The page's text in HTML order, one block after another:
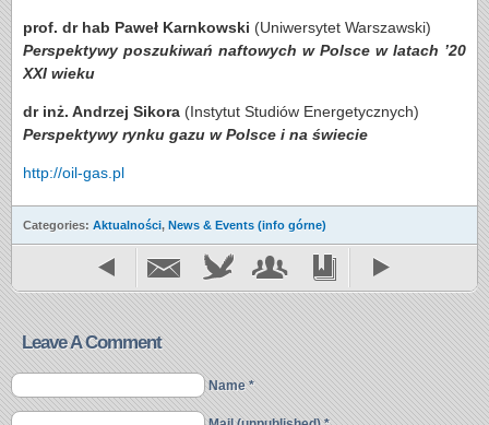
prof. dr hab Paweł Karnkowski (Uniwersytet Warszawski)
Perspektywy poszukiwań naftowych w Polsce w latach ’20
XXI wieku
dr inż. Andrzej Sikora (Instytut Studiów Energetycznych)
Perspektywy rynku gazu w Polsce i na świecie
http://oil-gas.pl
Categories: Aktualności, News & Events (info górne)
Leave A Comment
Name *